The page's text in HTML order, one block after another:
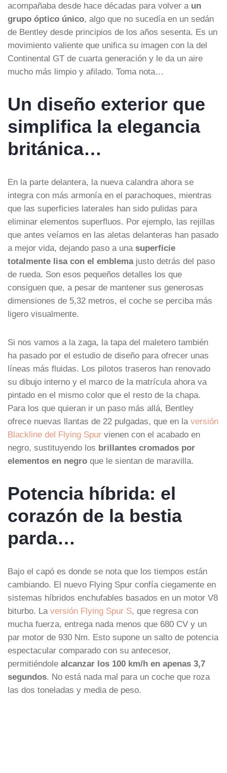
acompañaba desde hace décadas para volver a un
grupo óptico único, algo que no sucedía en un sedán
de Bentley desde principios de los años sesenta. Es un
movimiento valiente que unifica su imagen con la del
Continental GT de cuarta generación y le da un aire
mucho más limpio y afilado. Toma nota…
Un diseño exterior que
simplifica la elegancia
británica…
En la parte delantera, la nueva calandra ahora se
integra con más armonía en el parachoques, mientras
que las superficies laterales han sido pulidas para
eliminar elementos superfluos. Por ejemplo, las rejillas
que antes veíamos en las aletas delanteras han pasado
a mejor vida, dejando paso a una superficie
totalmente lisa con el emblemajusto detrás del paso
de rueda. Son esos pequeños detalles los que
consiguen que, a pesar de mantener sus generosas
dimensiones de 5,32 metros, el coche se perciba más
ligero visualmente.
Si nos vamos a la zaga, la tapa del maletero también
ha pasado por el estudio de diseño para ofrecer unas
líneas más fluidas. Los pilotos traseros han renovado
su dibujo interno y el marco de la matrícula ahora va
pintado en el mismo color que el resto de la chapa.
Para los que quieran ir un paso más allá, Bentley
ofrece nuevas llantas de 22 pulgadas, que en la versión
Blackline del Flying Spur vienen con el acabado en
negro, sustituyendo los brillantes cromados por
elementos en negro que le sientan de maravilla.
Potencia híbrida: el
corazón de la bestia
parda…
Bajo el capó es donde se nota que los tiempos están
cambiando. El nuevo Flying Spur confía ciegamente en
sistemas híbridos enchufables basados en un motor V8
biturbo. La versión Flying Spur S, que regresa con
mucha fuerza, entrega nada menos que 680 CV y un
par motor de 930 Nm. Esto supone un salto de potencia
espectacular comparado con su antecesor,
permitiéndole alcanzar los 100 km/h en apenas 3,7
segundos. No está nada mal para un coche que roza
las dos toneladas y media de peso.